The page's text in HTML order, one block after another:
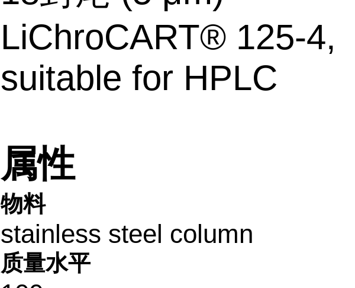
LiChroCART® 125-4,
suitable for HPLC
属性
物料
stainless steel column
质量水平